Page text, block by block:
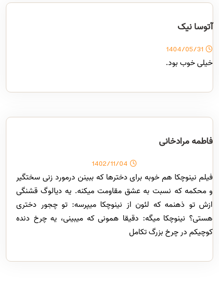
آتوسا نیک
1404/05/31
خیلی خوب بود.
فاطمه مرادخانی
1402/11/04
فیلم نینوچکا هم خوبه برای دخترها که ببینن درمورد زنی سختگیر
و محکمه که نسبت به عشق مقاومت میکنه. یه دیالوگ قشنگی
ازش تو ذهنمه که لئون از نینوچکا میپرسه: تو چجور دختری
هستی؟ نینوچکا میگه: دقیقا همونی که میبینی، یه چرخ دنده
کوچیکم در چرخ بزرگ تکامل